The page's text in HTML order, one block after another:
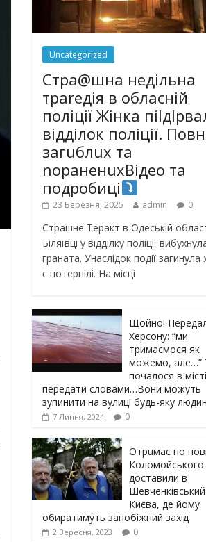
Uncategorized
Стра@шна недільна
траrедія в обласній
поліції Жінка
відділок поліції.
загuблuх та
nораненuхВідео та
подробиці
23 Березня, 2025 admin 0
Страшне Теракт в Одеській
Біляївці у відділку поліції
граната. Унаслідок події загинула
є потерпілі. На місці
Щойно!
Херсону: “ми
тримаємося як
можемо, але…”
почалося в
передати словами…Вони можуть
зупинити на вулиці будь-яку
7 Липня, 2024 0
Отрuмає по
доставили в
Києва, де йому
обиратимуть запобіжний захід
2 Вересня, 2023 0